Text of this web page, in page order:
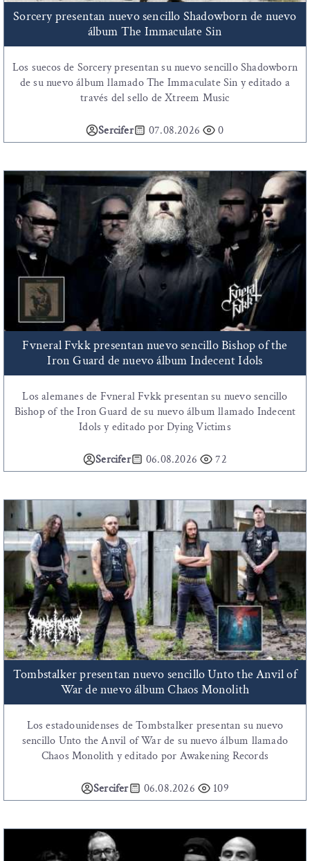
Sorcery presentan nuevo sencillo Shadowborn de nuevo
álbum The Immaculate Sin
Los suecos de Sorcery presentan su nuevo sencillo Shadowborn
de su nuevo álbum llamado The Immaculate Sin y editado a
través del sello de Xtreem Music
Sercifer 07.08.2026 0
Fvneral Fvkk presentan nuevo sencillo Bishop of the
Iron Guard de nuevo álbum Indecent Idols
Los alemanes de Fvneral Fvkk presentan su nuevo sencillo
Bishop of the Iron Guard de su nuevo álbum llamado Indecent
Idols y editado por Dying Victims
Sercifer 06.08.2026 72
Tombstalker presentan nuevo sencillo Unto the Anvil of
War de nuevo álbum Chaos Monolith
Los estadounidenses de Tombstalker presentan su nuevo
sencillo Unto the Anvil of War de su nuevo álbum llamado
Chaos Monolith y editado por Awakening Records
Sercifer 06.08.2026 109